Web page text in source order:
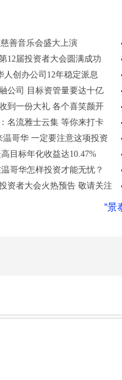
慈善音乐会盛大上演
12届投资者大会圆满成功
人创办公司12年稳定派息
公司 目标资管量要达十亿
到一份大礼 各个喜笑颜开
名流雅士云集 等你来打卡
温哥华 一定要注意这项投资
目标年化收益达10.47%
哥华怎样投资才能无忧？
资者大会火热预告 敬请关注
“景